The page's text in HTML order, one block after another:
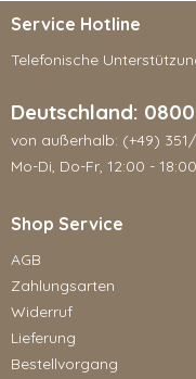
Service Hotline
Telefonische
Deutschland:
von außerhalb: (+49) 351/
Mo-Di, Do-Fr, 12:00 -
Shop Service
AGB
Zahlungsarten
Widerruf
Lieferung
Bestellvorgang